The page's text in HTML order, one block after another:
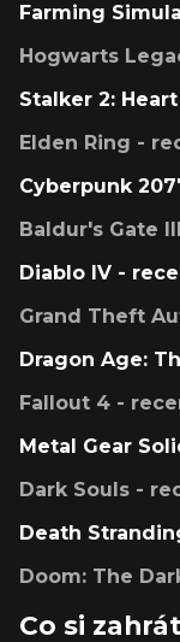
Farming
Hogwarts
Stalker 2:
Elden Ring -
Cyberpunk
Baldur's Gate
Diablo IV -
Grand Theft
Dragon Age:
Fallout 4 -
Metal Gear
Dark Souls -
Death
Doom: The
Co si zahrát